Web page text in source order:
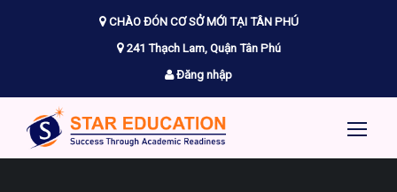
CHÀO ĐÓN CƠ SỞ MỚI TẠI TÂN PHÚ
241 Thạch Lam, Quận Tân Phú
Đăng nhập